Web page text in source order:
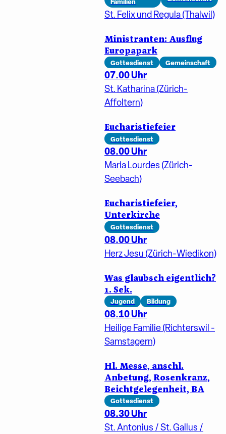
St. Felix und Regula (Thalwil)
Ministranten: Ausflug
Europapark
Gottesdienst Gemeinschaft
07.00 Uhr
St. Katharina (Zürich-
Affoltern)
Eucharistiefeier
Gottesdienst
08.00 Uhr
Maria Lourdes (Zürich-
Seebach)
Eucharistiefeier,
Unterkirche
Gottesdienst
08.00 Uhr
Herz Jesu (Zürich-Wiedikon)
Was glaubsch eigentlich?
1. Sek.
Jugend Bildung
08.10 Uhr
Heilige Familie (Richterswil -
Samstagern)
Hl. Messe, anschl.
Anbetung, Rosenkranz,
Beichtgelegenheit, BA
Gottesdienst
08.30 Uhr
St. Antonius / St. Gallus /